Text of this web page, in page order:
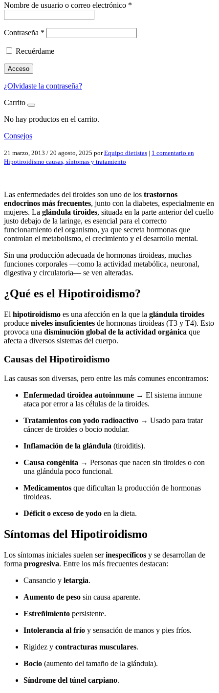
Nombre de usuario o correo electrónico *
Contraseña *
Recuérdame
Acceso
¿Olvidaste la contraseña?
Carrito
No hay productos en el carrito.
Consejos
21 marzo, 2013 / 20 agosto, 2025 porEquipo dietistas | 1 comentario en
Hipotiroidismo causas, síntomas y tratamiento
Las enfermedades del tiroides son uno de los trastornos
endocrinos más frecuentes, junto con la diabetes, especialmente en
mujeres. La glándula tiroides, situada en la parte anterior del cuello
justo debajo de la laringe, es esencial para el correcto
funcionamiento del organismo, ya que secreta hormonas que
controlan el metabolismo, el crecimiento y el desarrollo mental.
Sin una producción adecuada de hormonas tiroideas, muchas
funciones corporales —como la actividad metabólica, neuronal,
digestiva y circulatoria— se ven alteradas.
¿Qué es el Hipotiroidismo?
El hipotiroidismo es una afección en la que la glándula tiroides
produce niveles insuficientes de hormonas tiroideas (T3 y T4). Esto
provoca una disminución global de la actividad orgánica que
afecta a diversos sistemas del cuerpo.
Causas del Hipotiroidismo
Las causas son diversas, pero entre las más comunes encontramos:
Enfermedad tiroidea autoinmune → El sistema inmune
ataca por error a las células de la tiroides.
Tratamientos con yodo radioactivo → Usado para tratar
cáncer de tiroides o bocio nodular.
Inflamación de la glándula (tiroiditis).
Causa congénita → Personas que nacen sin tiroides o con
una glándula poco funcional.
Medicamentos que dificultan la producción de hormonas
tiroideas.
Déficit o exceso de yodo en la dieta.
Síntomas del Hipotiroidismo
Los síntomas iniciales suelen serinespecíficos y se desarrollan de
forma progresiva. Entre los más frecuentes destacan:
Cansancio y letargia.
Aumento de peso sin causa aparente.
Estreñimiento persistente.
Intolerancia al frío y sensación de manos y pies fríos.
Rigidez y contracturas musculares.
Bocio (aumento del tamaño de la glándula).
Síndrome del túnel carpiano.